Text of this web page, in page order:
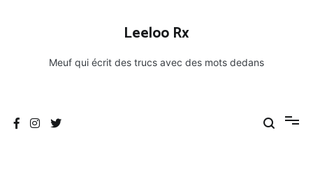
Leeloo Rx
Meuf qui écrit des trucs avec des mots dedans